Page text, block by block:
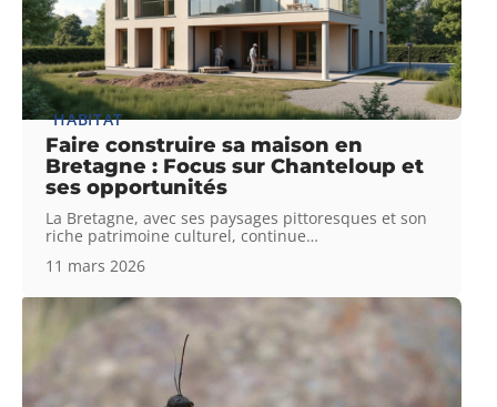
HABITAT
Faire construire sa maison en
Bretagne : Focus sur Chanteloup et
ses opportunités
La Bretagne, avec ses paysages pittoresques et son
riche patrimoine culturel, continue…
11 mars 2026